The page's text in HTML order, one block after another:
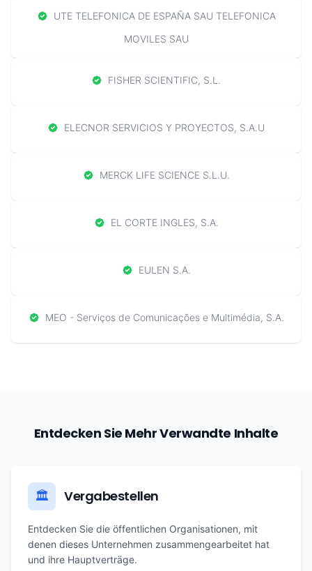
UTE TELEFONICA DE ESPAÑA SAU TELEFONICA
MOVILES SAU
FISHER SCIENTIFIC, S.L.
ELECNOR SERVICIOS Y PROYECTOS, S.A.U
MERCK LIFE SCIENCE S.L.U.
EL CORTE INGLES, S.A.
EULEN S.A.
MEO - Serviços de Comunicações e Multimédia, S.A.
Entdecken Sie Mehr Verwandte Inhalte
🏛️ Vergabestellen
Entdecken Sie die öffentlichen Organisationen, mit
denen dieses Unternehmen zusammengearbeitet hat
und ihre Hauptverträge.